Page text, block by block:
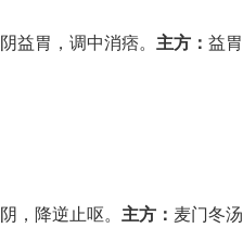
益胃，调中消痞。 主方： 益胃
，降逆止呕。 主方： 麦门冬汤